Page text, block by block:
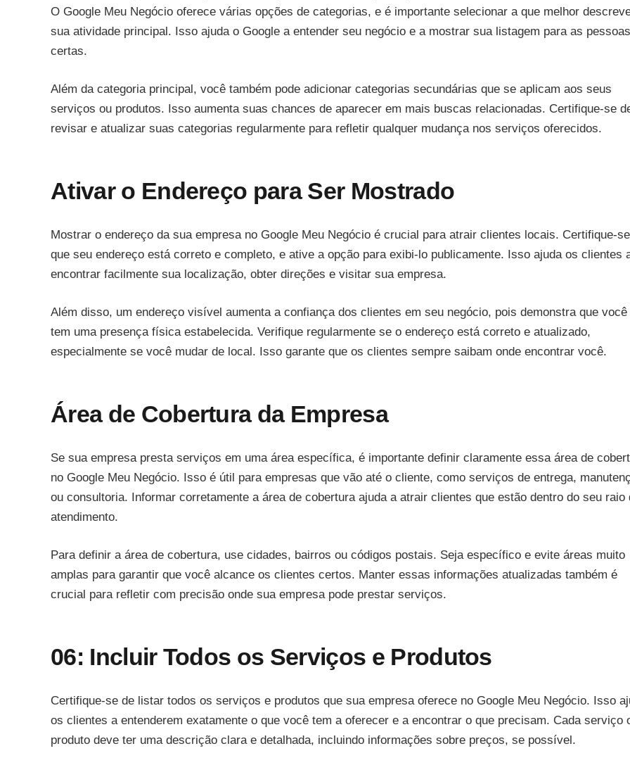
O Google Meu Negócio oferece várias opções de categorias, e é importante selecionar a que melhor
sua atividade principal. Isso ajuda o Google a entender seu negócio e a mostrar sua listagem para as pessoas
certas.
Além da categoria principal, você também pode adicionar categorias secundárias que se aplicam aos seus
serviços ou produtos. Isso aumenta suas chances de aparecer em mais buscas relacionadas. Certifique-se
revisar e atualizar suas categorias regularmente para refletir qualquer mudança nos serviços oferecidos.
Ativar o Endereço para Ser Mostrado
Mostrar o endereço da sua empresa no Google Meu Negócio é crucial para atrair clientes locais. Certifique-
que seu endereço está correto e completo, e ative a opção para exibi-lo publicamente. Isso ajuda os clientes
encontrar facilmente sua localização, obter direções e visitar sua empresa.
Além disso, um endereço visível aumenta a confiança dos clientes em seu negócio, pois demonstra que você
tem uma presença física estabelecida. Verifique regularmente se o endereço está correto e atualizado,
especialmente se você mudar de local. Isso garante que os clientes sempre saibam onde encontrar você.
Área de Cobertura da Empresa
Se sua empresa presta serviços em uma área específica, é importante definir claramente essa área de
no Google Meu Negócio. Isso é útil para empresas que vão até o cliente, como serviços de entrega,
ou consultoria. Informar corretamente a área de cobertura ajuda a atrair clientes que estão dentro do seu raio
atendimento.
Para definir a área de cobertura, use cidades, bairros ou códigos postais. Seja específico e evite áreas muito
amplas para garantir que você alcance os clientes certos. Manter essas informações atualizadas também é
crucial para refletir com precisão onde sua empresa pode prestar serviços.
06: Incluir Todos os Serviços e Produtos
Certifique-se de listar todos os serviços e produtos que sua empresa oferece no Google Meu Negócio. Isso
os clientes a entenderem exatamente o que você tem a oferecer e a encontrar o que precisam. Cada serviço
produto deve ter uma descrição clara e detalhada, incluindo informações sobre preços, se possível.